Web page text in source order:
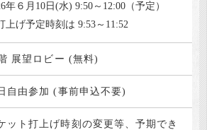
年６月10日(水) 9:50～12:00（予定）
上げ予定時刻は 9:53～11:52
展望ロビー (無料)
自由参加 (事前申込不要)
ット打上げ時刻の変更等、予期でき